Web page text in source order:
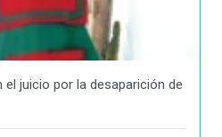
el juicio por la desaparición de